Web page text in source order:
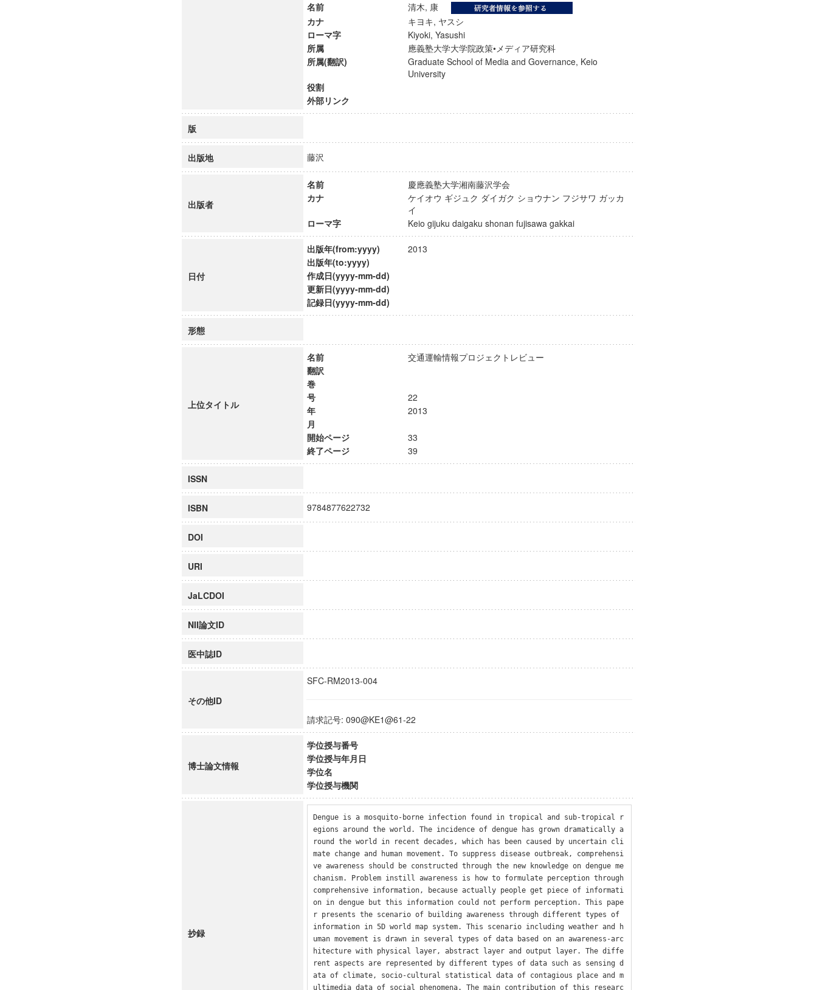
名前
清木, 康
カナ
キヨキ, ヤスシ
ローマ字
Kiyoki, Yasushi
所属
應義塾大学大学院政策•メディア研究科
所属(翻訳)
Graduate School of Media and Governance, Keio
University
役割
外部リンク
版
出版地 藤沢
出版者
名前
慶應義塾大学湘南藤沢学会
カナ
ケイオウ ギジュク ダイガク ショウナン フジサワ ガッカ
イ
ローマ字
Keio gijuku daigaku shonan fujisawa gakkai
日付
出版年(from:yyyy)
2013
出版年(to:yyyy)
作成日(yyyy-mm-dd)
更新日(yyyy-mm-dd)
記録日(yyyy-mm-dd)
形態
上位タイトル
名前
交通運輸情報プロジェクトレビュー
翻訳
巻
号
22
年
2013
月
開始ページ
33
終了ページ
39
ISSN
ISBN 9784877622732
DOI
URI
JaLCDOI
NII論文ID
医中誌ID
その他ID
SFC-RM2013-004
請求記号: 090@KE1@61-22
博士論文情報
学位授与番号
学位授与年月日
学位名
学位授与機関
抄録
Dengue is a mosquito-borne infection found in tropical and sub-tropical r
egions around the world. The incidence of dengue has grown dramatically a
round the world in recent decades, which has been caused by uncertain cli
mate change and human movement. To suppress disease outbreak, comprehensi
ve awareness should be constructed through the new knowledge on dengue me
chanism. Problem instill awareness is how to formulate perception through
comprehensive information, because actually people get piece of informati
on in dengue but this information could not perform perception. This pape
r presents the scenario of building awareness through different types of
information in 5D world map system. This scenario including weather and h
uman movement is drawn in several types of data based on an awareness-arc
hitecture with physical layer, abstract layer and output layer. The diffe
rent aspects are represented by different types of data such as sensing d
ata of climate, socio-cultural statistical data of contagious place and m
ultimedia data of social phenomena. The main contribution of this researc